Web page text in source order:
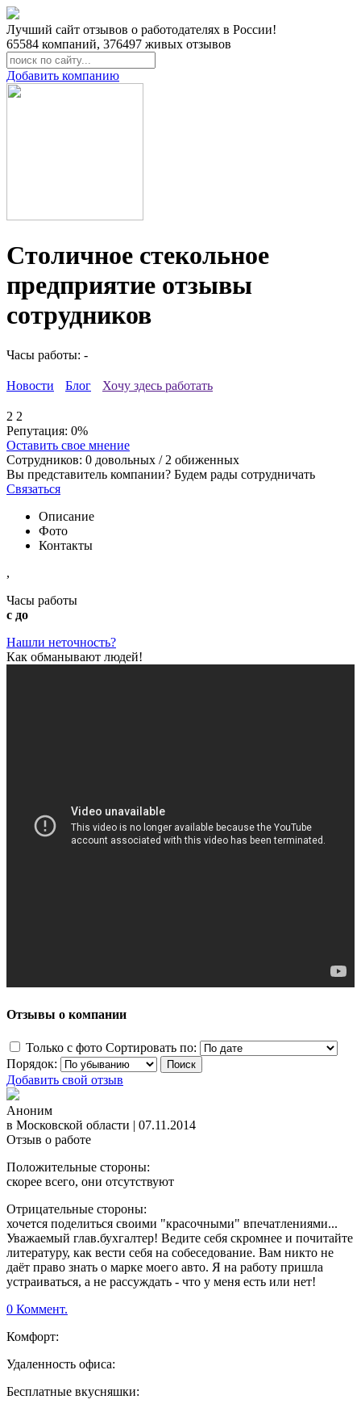
Лучший сайт отзывов о работодателях в России!
65584 компаний, 376497 живых отзывов
Добавить компанию
Столичное стекольное
предприятие отзывы
сотрудников
Часы работы: -
Новости Блог Хочу здесь работать
2 2
Репутация: 0%
Оставить свое мнение
Сотрудников: 0 довольных / 2 обиженных
Вы представитель компании? Будем рады сотрудничать
Связаться
Описание
Фото
Контакты
,
Часы работы
с до
Нашли неточность?
Как обманывают людей!
Отзывы о компании
Только с фото Сортировать по:
Порядок:
Добавить свой отзыв
Аноним
в Московской области | 07.11.2014
Отзыв о работе
Положительные стороны:
скорее всего, они отсутствуют
Отрицательные стороны:
хочется поделиться своими "красочными" впечатлениями...
Уважаемый глав.бухгалтер! Ведите себя скромнее и почитайте
литературу, как вести себя на собеседование. Вам никто не
даёт право знать о марке моего авто. Я на работу пришла
устраиваться, а не рассуждать - что у меня есть или нет!
0 Коммент.
Комфорт:
Удаленность офиса:
Бесплатные вкусняшки: